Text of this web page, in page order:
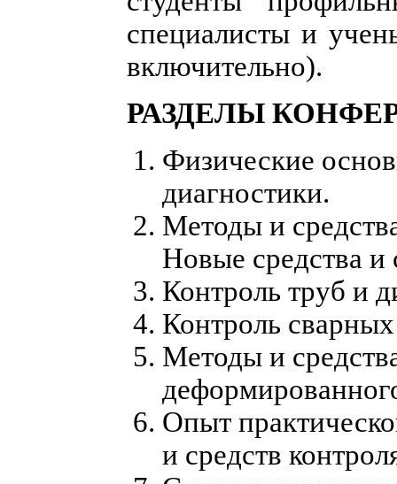
специалисты и
включительно).
РАЗДЕЛЫ
Физические
диагностики.
Методы и
Новые средства и
Контроль труб и
Контроль
Методы и
Опыт
и средств